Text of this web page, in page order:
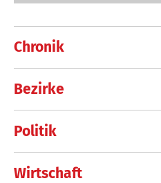
Chronik
Bezirke
Politik
Wirtschaft